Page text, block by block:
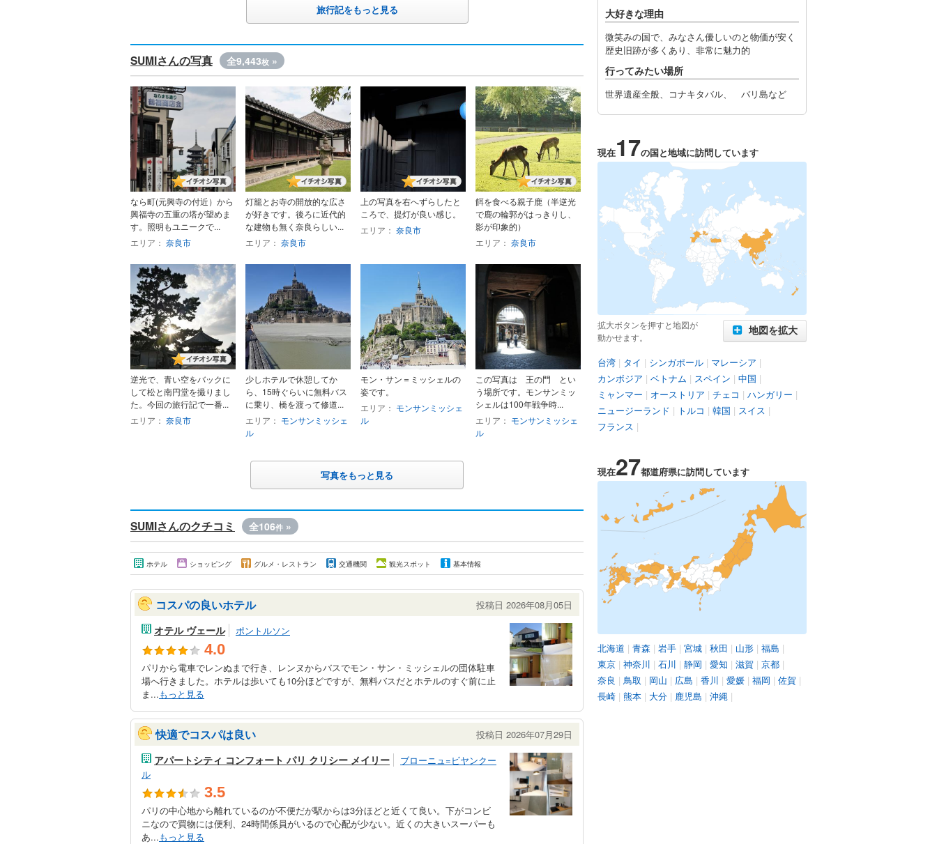
旅行記をもっと見る
SUMIさんの写真 全9,443枚 »
なら町(元興寺の付近）から
興福寺の五重の塔が望めま
す。照明もユニークで...
エリア： 奈良市
灯籠とお寺の開放的な広さ
が好きです。後ろに近代的
な建物も無く奈良らしい...
エリア： 奈良市
上の写真を右へずらしたと
ころで、提灯が良い感じ。
エリア： 奈良市
餌を食べる親子鹿（半逆光
で鹿の輪郭がはっきりし、
影が印象的）
エリア： 奈良市
逆光で、青い空をバックに
して松と南円堂を撮りまし
た。今回の旅行記で一番...
エリア： 奈良市
少しホテルで休憩してか
ら、15時ぐらいに無料バス
に乗り、橋を渡って修道...
エリア： モンサンミッシェ
ル
モン・サン＝ミッシェルの
姿です。
エリア： モンサンミッシェ
ル
この写真は 王の門 とい
う場所です。モンサンミッ
シェルは100年戦争時...
エリア： モンサンミッシェ
ル
写真をもっと見る
SUMIさんのクチコミ 全106件 »
ホテル ショッピング グルメ・レストラン 交通機関 観光スポット 基本情報
コスパの良いホテル 投稿日 2026年08月05日
オテル ヴェール ポントルソン
4.0
パリから電車でレンぬまで行き、レンヌからバスでモン・サン・ミッシェルの団体駐車
場へ行きました。ホテルは歩いても10分ほどですが、無料バスだとホテルのすぐ前に止
ま...もっと見る
快適でコスパは良い 投稿日 2026年07月29日
アパートシティ コンフォート パリ クリシー メイリー
ブローニュ=ビヤンクー
ル
3.5
パリの中心地から離れているのが不便だが駅からは3分ほどと近くて良い。下がコンビ
ニなので買物には便利、24時間係員がいるので心配が少ない。近くの大きいスーパーも
あ...もっと見る
大好きな理由
微笑みの国で、みなさん優しいのと物価が安く
歴史旧跡が多くあり、非常に魅力的
行ってみたい場所
世界遺産全般、コナキタバル、 バリ島など
現在17の国と地域に訪問しています
拡大ボタンを押すと地図が
動かせます。
地図を拡大
台湾 | タイ | シンガポール | マレーシア |
カンボジア | ベトナム | スペイン | 中国 |
ミャンマー | オーストリア | チェコ | ハンガリー |
ニュージーランド | トルコ | 韓国 | スイス |
フランス |
現在27都道府県に訪問しています
北海道 | 青森 | 岩手 | 宮城 | 秋田 | 山形 | 福島 |
東京 | 神奈川 | 石川 | 静岡 | 愛知 | 滋賀 | 京都 |
奈良 | 鳥取 | 岡山 | 広島 | 香川 | 愛媛 | 福岡 | 佐賀 |
長崎 | 熊本 | 大分 | 鹿児島 | 沖縄 |